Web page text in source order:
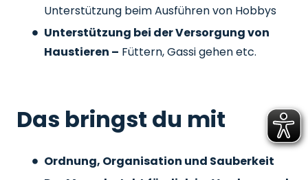
Unterstützung beim Ausführen von Hobbys
Unterstützung bei der Versorgung von
Haustieren – Füttern, Gassi gehen etc.
Das bringst du mit
Ordnung, Organisation und Sauberkeit